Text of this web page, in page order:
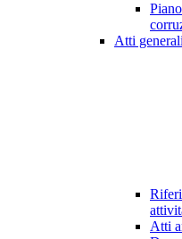
Atti generali
Atti